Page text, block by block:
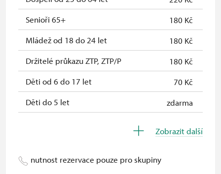
Průkaz zaměstnance NPÚ (+ až 3
rodinní příslušníci)
zdarma
Průkaz Náš člověk *
zdarma
* Platí pouze pro jednu osobu
(držitele průkazu)
Senioři 65+
180 Kč
Mládež od 18 do 24 let
180 Kč
Držitelé průkazu ZTP, ZTP/P
180 Kč
Děti od 6 do 17 let
70 Kč
Děti do 5 let
zdarma
Zobrazit další
nutnost rezervace pouze pro skupiny